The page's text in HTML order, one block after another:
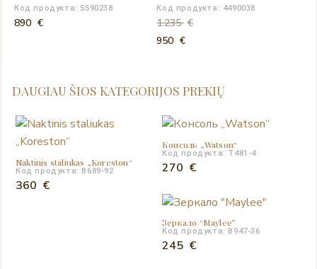
Код продукта: 5590238
890 €
Код продукта: 4490038
1.235 €
Первоначальная
1.235 €.
950 €Текущая
DAUGIAU ŠIOS KATEGORIJOS PREKIŲ
Naktinis staliukas „Koreston“
Код продукта: B689-92
360 €
Консоль „Watson“
Код продукта: T481-4
270 €
Зеркало “Мaylee”
Код продукта: B947-36
245 €